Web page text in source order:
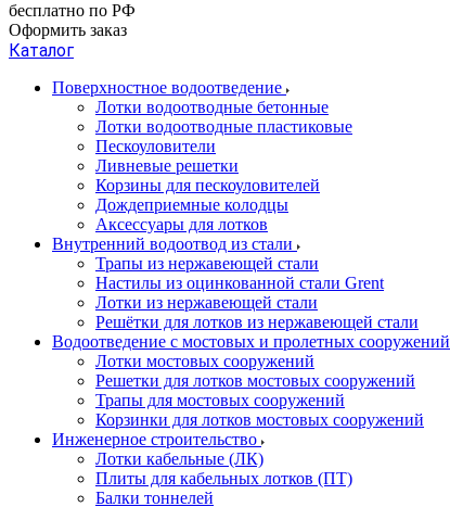
бесплатно по РФ
Оформить заказ
Каталог
Поверхностное водоотведение
Лотки водоотводные бетонные
Лотки водоотводные пластиковые
Пескоуловители
Ливневые решетки
Корзины для пескоуловителей
Дождеприемные колодцы
Аксессуары для лотков
Внутренний водоотвод из стали
Трапы из нержавеющей стали
Настилы из оцинкованной стали Grent
Лотки из нержавеющей стали
Решётки для лотков из нержавеющей стали
Водоотведение с мостовых и пролетных сооружений
Лотки мостовых сооружений
Решетки для лотков мостовых сооружений
Трапы для мостовых сооружений
Корзинки для лотков мостовых сооружений
Инженерное строительство
Лотки кабельные (ЛК)
Плиты для кабельных лотков (ПТ)
Балки тоннелей